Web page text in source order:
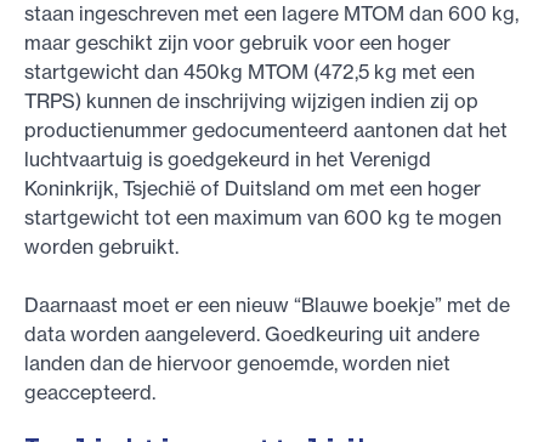
staan ingeschreven met een lagere MTOM dan 600 kg,
maar geschikt zijn voor gebruik voor een hoger
startgewicht dan 450kg MTOM (472,5 kg met een
TRPS) kunnen de inschrijving wijzigen indien zij op
productienummer gedocumenteerd aantonen dat het
luchtvaartuig is goedgekeurd in het Verenigd
Koninkrijk, Tsjechië of Duitsland om met een hoger
startgewicht tot een maximum van 600 kg te mogen
worden gebruikt.
Daarnaast moet er een nieuw “Blauwe boekje” met de
data worden aangeleverd. Goedkeuring uit andere
landen dan de hiervoor genoemde, worden niet
geaccepteerd.